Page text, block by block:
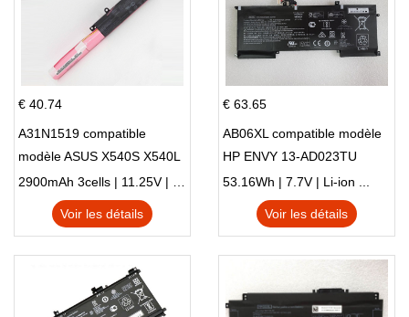
€ 40.74
A31N1519 compatible
modèle ASUS X540S X540L
X540LA-SI302 X540SA
X540S
2900mAh 3cells | 11.25V | Li-ion ...
Voir les détails
€ 63.65
AB06XL compatible modèle
HP ENVY 13-AD023TU
HSTNN-DB8C 921438-855
TPN-I128
53.16Wh | 7.7V | Li-ion ...
Voir les détails